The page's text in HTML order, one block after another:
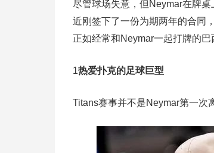
尽管球场失意，但Neymar在牌
近刚签下了一份为期两年的合同
正如经常和Neymar一起打牌的
1热爱扑克的足球巨型
Titans赛事并不是Neymar第一次